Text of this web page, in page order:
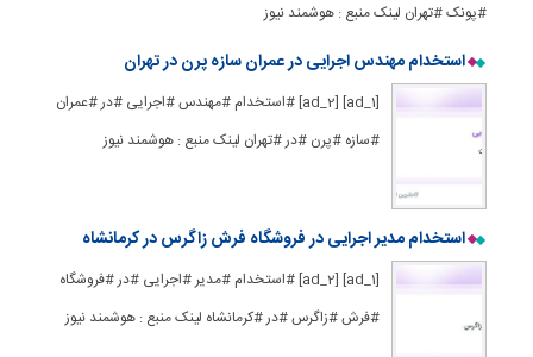
#پونک #تهران لینک منبع : هوشمند نیوز
استخدام مهندس اجرایی در عمران سازه پرن در تهران
[ad_1] [ad_2] #استخدام #مهندس #اجرایی #در #عمران
#سازه #پرن #در #تهران لینک منبع : هوشمند نیوز
استخدام مدیر اجرایی در فروشگاه فرش زاگرس در کرمانشاه
[ad_1] [ad_2] #استخدام #مدیر #اجرایی #در #فروشگاه
#فرش #زاگرس #در #کرمانشاه لینک منبع : هوشمند نیوز